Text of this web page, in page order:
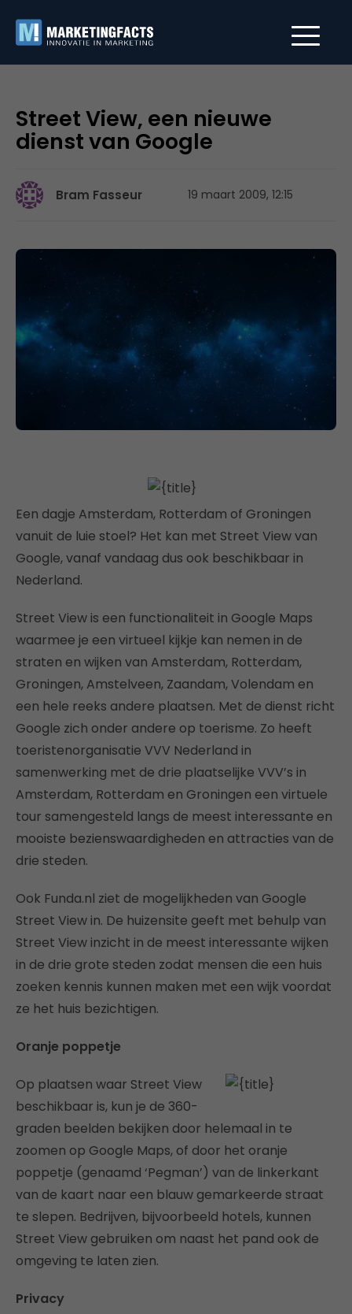
Street View, een nieuwe
dienst van Google
Bram Fasseur 19 maart 2009, 12:15
Een dagje Amsterdam, Rotterdam of Groningen
vanuit de luie stoel? Het kan met Street View van
Google, vanaf vandaag dus ook beschikbaar in
Nederland.
Street View is een functionaliteit in Google Maps
waarmee je een virtueel kijkje kan nemen in de
straten en wijken van Amsterdam, Rotterdam,
Groningen, Amstelveen, Zaandam, Volendam en
een hele reeks andere plaatsen. Met de dienst richt
Google zich onder andere op toerisme. Zo heeft
toeristenorganisatie VVV Nederland in
samenwerking met de drie plaatselijke VVV’s in
Amsterdam, Rotterdam en Groningen een virtuele
tour samengesteld langs de meest interessante en
mooiste bezienswaardigheden en attracties van de
drie steden.
Ook Funda.nl ziet de mogelijkheden van Google
Street View in. De huizensite geeft met behulp van
Street View inzicht in de meest interessante wijken
in de drie grote steden zodat mensen die een huis
zoeken kennis kunnen maken met een wijk voordat
ze het huis bezichtigen.
Oranje poppetje
Op plaatsen waar Street View
beschikbaar is, kun je de 360-
graden beelden bekijken door helemaal in te
zoomen op Google Maps, of door het oranje
poppetje (genaamd ‘Pegman’) van de linkerkant
van de kaart naar een blauw gemarkeerde straat
te slepen. Bedrijven, bijvoorbeeld hotels, kunnen
Street View gebruiken om naast het pand ook de
omgeving te laten zien.
Privacy